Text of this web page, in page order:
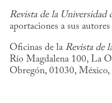
Revista de la Universidad
aportaciones a sus
Oficinas de la Revista de
Río Magdalena 100, La
Obregón, 01030,